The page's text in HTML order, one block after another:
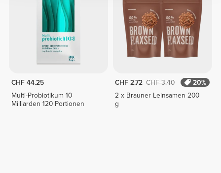
CHF 44.25
Multi-Probiotikum 10
Milliarden 120 Portionen
CHF 2.72 CHF 3.40
20%
2 x Brauner Leinsamen 200
g